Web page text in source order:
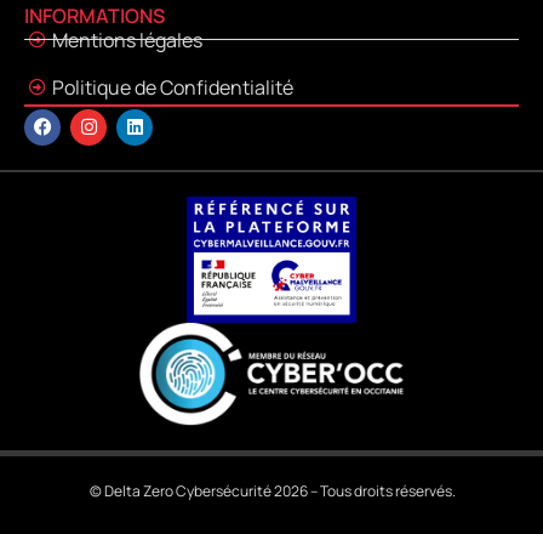
INFORMATIONS
Mentions légales
Politique de Confidentialité
© Delta Zero Cybersécurité 2026 – Tous droits réservés.